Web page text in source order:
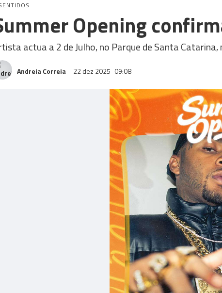
Opening
actua a 2 de Julho, no Parque de Santa Catarina,
Andreia Correia 22 dez 2025 09:08